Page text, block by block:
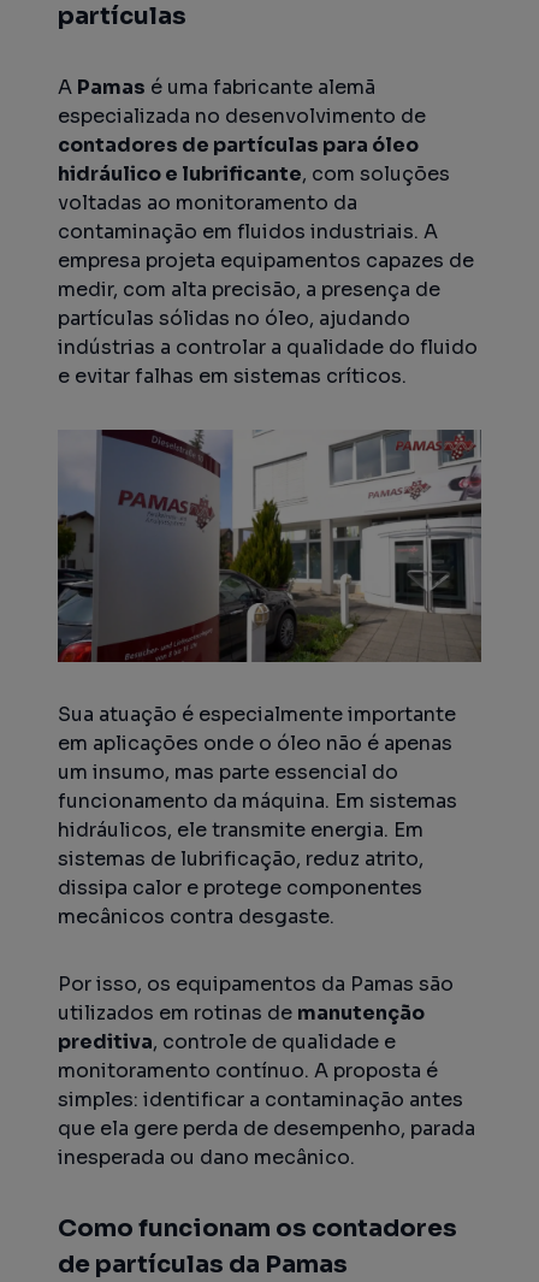
partículas
A Pamas é uma fabricante alemã
especializada no desenvolvimento de
contadores de partículas para óleo
hidráulico e lubrificante, com soluções
voltadas ao monitoramento da
contaminação em fluidos industriais. A
empresa projeta equipamentos capazes de
medir, com alta precisão, a presença de
partículas sólidas no óleo, ajudando
indústrias a controlar a qualidade do fluido
e evitar falhas em sistemas críticos.
Sua atuação é especialmente importante
em aplicações onde o óleo não é apenas
um insumo, mas parte essencial do
funcionamento da máquina. Em sistemas
hidráulicos, ele transmite energia. Em
sistemas de lubrificação, reduz atrito,
dissipa calor e protege componentes
mecânicos contra desgaste.
Por isso, os equipamentos da Pamas são
utilizados em rotinas de manutenção
preditiva, controle de qualidade e
monitoramento contínuo. A proposta é
simples: identificar a contaminação antes
que ela gere perda de desempenho, parada
inesperada ou dano mecânico.
Como funcionam os contadores
de partículas da Pamas